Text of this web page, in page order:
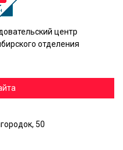
центр
отделения
50